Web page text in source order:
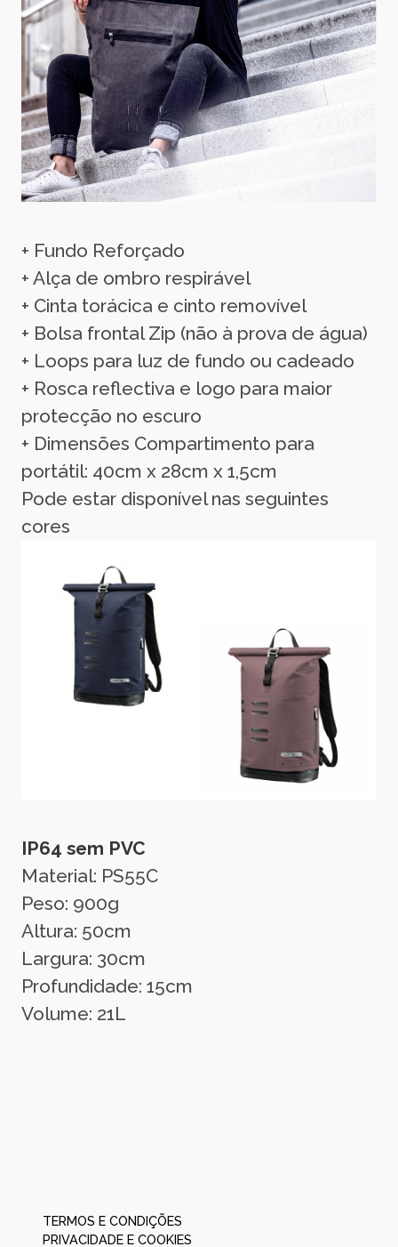
+ Fundo Reforçado
+ Alça de ombro respirável
+ Cinta torácica e cinto removível
+ Bolsa frontal Zip (não à prova de água)
+ Loops para luz de fundo ou cadeado
+ Rosca reflectiva e logo para maior
protecção no escuro
+ Dimensões Compartimento para
portátil: 40cm x 28cm x 1,5cm
Pode estar disponível nas seguintes
cores
IP64 sem PVC
Material: PS55C
Peso: 900g
Altura: 50cm
Largura: 30cm
Profundidade: 15cm
Volume: 21L
TERMOS E CONDIÇÕES
PRIVACIDADE E COOKIES